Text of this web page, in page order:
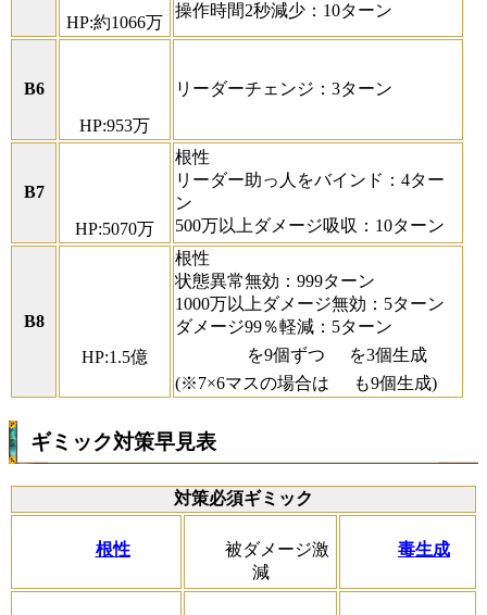
HP:約1066万
操作時間2秒減少：10ターン
B6
HP:953万
リーダーチェンジ：3ターン
B7
HP:5070万
根性
リーダー助っ人をバインド：4ター
ン
500万以上ダメージ吸収：10ターン
B8
HP:1.5億
根性
状態異常無効：999ターン
1000万以上ダメージ無効：5ターン
ダメージ99％軽減：5ターン
を9個ずつ
を3個生成
(※7×6マスの場合は
も9個生成)
ギミック対策早見表
対策必須ギミック
根性
被ダメージ激
減
毒生成